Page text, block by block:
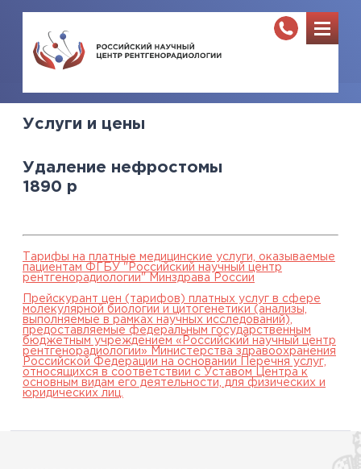
Услуги и цены
Удаление нефростомы
1890 р
Тарифы на платные медицинские услуги, оказываемые
пациентам ФГБУ "Российский научный центр
рентгенорадиологии" Минздрава России
Прейскурант цен (тарифов) платных услуг в сфере
молекулярной биологии и цитогенетики (анализы,
выполняемые в рамках научных исследований),
предоставляемые федеральным государственным
бюджетным учреждением «Российский научный центр
рентгенорадиологии» Министерства здравоохранения
Российской Федерации на основании Перечня услуг,
относящихся в соответствии с Уставом Центра к
основным видам его деятельности, для физических и
юридических лиц.